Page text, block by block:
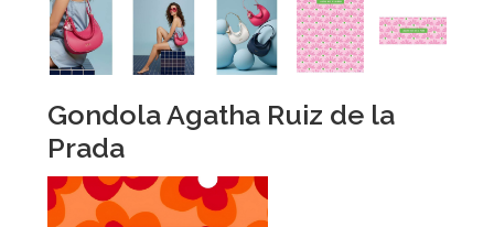
Gondola Agatha Ruiz de la
Prada